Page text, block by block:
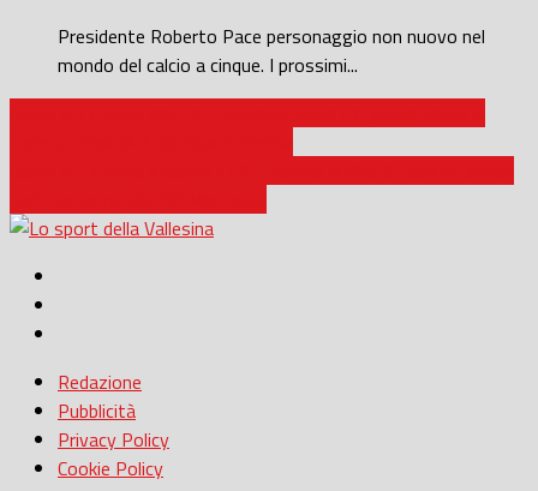
Presidente Roberto Pace personaggio non nuovo nel
mondo del calcio a cinque. I prossimi...
Redazione
Pubblicità
Privacy Policy
Cookie Policy